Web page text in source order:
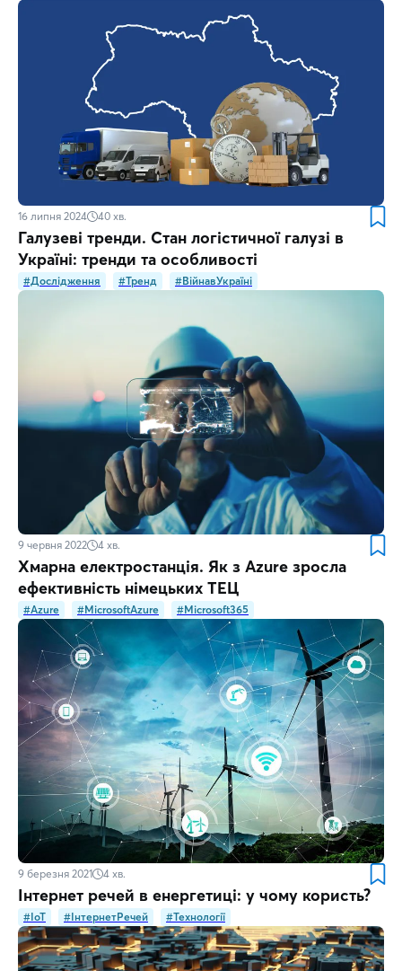
16 липня 2024 40 хв.
Галузеві тренди. Стан логістичної галузі в
Україні: тренди та особливості
#Дослідження #Тренд #ВійнавУкраїні
9 червня 2022 4 хв.
Хмарна електростанція. Як з Azure зросла
ефективність німецьких ТЕЦ
#Azure #MicrosoftAzure #Microsoft365
9 березня 2021 4 хв.
Інтернет речей в енергетиці: у чому користь?
#IoT #ІнтернетРечей #Технології